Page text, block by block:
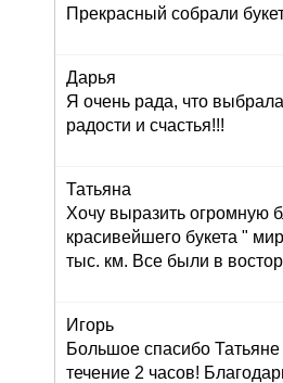
Прекрасный собрали
Дарья
Я очень рада, что
радости и счастья!!!
Татьяна
Хочу выразить огромную
красивейшего букета "
тыс. км. Все были в
Игорь
Большое спасибо
течение 2 часов!